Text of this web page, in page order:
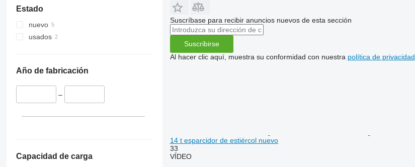
Estado
nuevo
usados
Año de fabricación
–
Capacidad de carga
Suscríbase para recibir anuncios nuevos de esta sección
Suscribirse
Al hacer clic aquí, muestra su conformidad con nuestra política de privacidad
14 t esparcidor de estiércol nuevo
33
VÍDEO